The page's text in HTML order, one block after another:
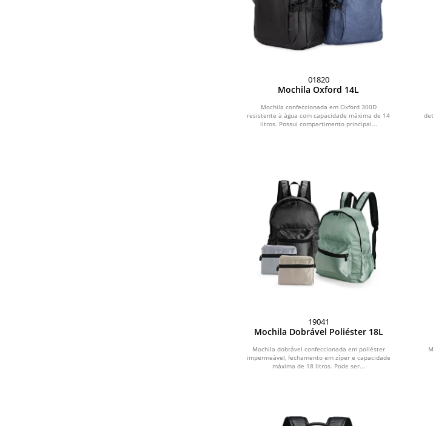
01820
Mochila Oxford 14L
Mochila confeccionada em Oxford 300D
resistente à água com capacidade máxima de 14
litros. Possui compartimento principal...
19041
Mochila Dobrável Poliéster 18L
Mochila dobrável confeccionada em poliéster
impermeável, fechamento em zíper e capacidade
máxima de 18 litros. Pode ser...